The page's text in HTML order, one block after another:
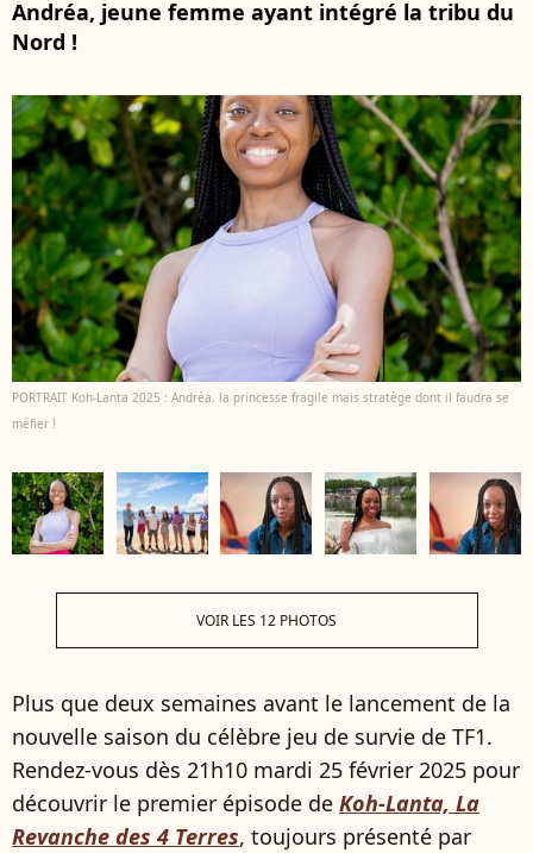
Andréa, jeune femme ayant intégré la tribu du
Nord !
PORTRAIT Koh-Lanta 2025 : Andréa, la princesse fragile mais stratège dont il faudra se
méfier !
VOIR LES 12 PHOTOS
Plus que deux semaines avant le lancement de la
nouvelle saison du célèbre jeu de survie de TF1.
Rendez-vous dès 21h10 mardi 25 février 2025 pour
découvrir le premier épisode de Koh-Lanta, La
Revanche des 4 Terres, toujours présenté par